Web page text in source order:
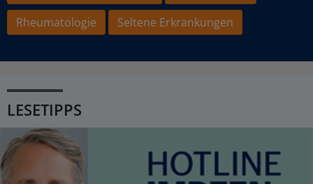
Rheumatologie
Seltene Erkrankungen
LESETIPPS